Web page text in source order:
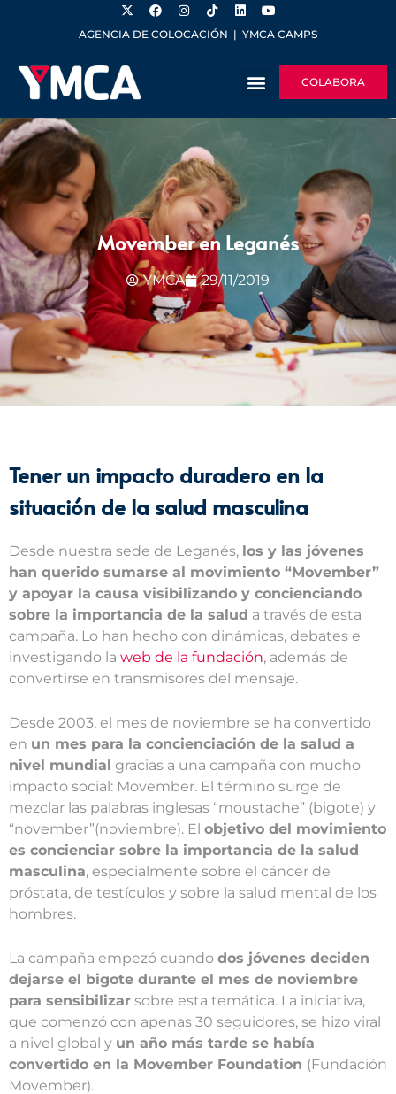
AGENCIA DE COLOCACIÓN | YMCA CAMPS
COLABORA
Movember en Leganés
YMCA 29/11/2019
Tener un impacto duradero en la
situación de la salud masculina
Desde nuestra sede de Leganés, los y las jóvenes
han querido sumarse al movimiento “Movember”
y apoyar la causa visibilizando y concienciando
sobre la importancia de la salud a través de esta
campaña. Lo han hecho con dinámicas, debates e
investigando la web de la fundación, además de
convertirse en transmisores del mensaje.
Desde 2003, el mes de noviembre se ha convertido
en un mes para la concienciación de la salud a
nivel mundial gracias a una campaña con mucho
impacto social: Movember. El término surge de
mezclar las palabras inglesas “moustache” (bigote) y
“november”(noviembre). El objetivo del movimiento
es concienciar sobre la importancia de la salud
masculina, especialmente sobre el cáncer de
próstata, de testículos y sobre la salud mental de los
hombres.
La campaña empezó cuando dos jóvenes deciden
dejarse el bigote durante el mes de noviembre
para sensibilizar sobre esta temática. La iniciativa,
que comenzó con apenas 30 seguidores, se hizo viral
a nivel global y un año más tarde se había
convertido en la Movember Foundation (Fundación
Movember).